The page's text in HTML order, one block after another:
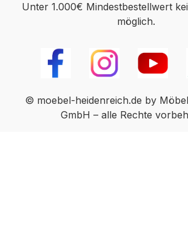
Unter 1.000€ Mindestbestellwert
möglich.
© moebel-heidenreich.de by
GmbH – alle Rechte